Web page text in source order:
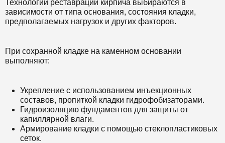
Технологии реставрации кирпича выбираются в
зависимости от типа основания, состояния кладки,
предполагаемых нагрузок и других факторов.
При сохранной кладке на каменном основании
выполняют:
Укрепление с использованием инъекционных
составов, пропиткой кладки гидрофобизаторами.
Гидроизоляцию фундаментов для защиты от
капиллярной влаги.
Армирование кладки с помощью стеклопластиковых
сеток.